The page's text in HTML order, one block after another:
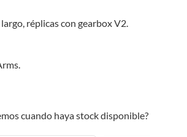
réplicas con gearbox V2.
cuando haya stock disponible?